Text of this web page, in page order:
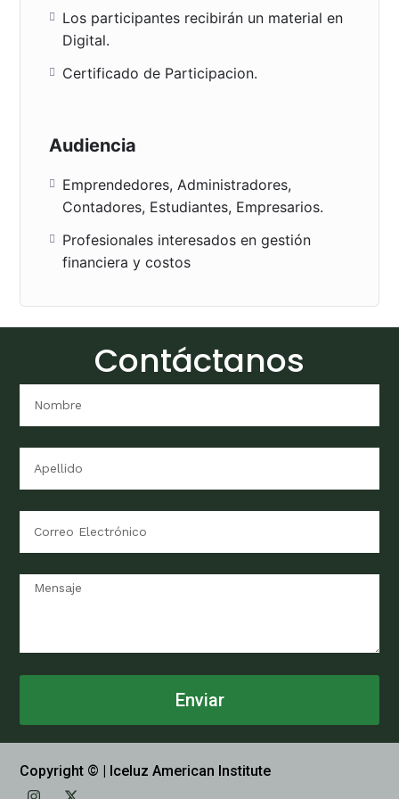
Proximo Conversatorio de
Estructura de Costos
Puede aprovechar y revisar el
material que hemos cargado en
este conversatorio un video de la
de 2026
Este Conversatorio esta gratuito hasta el 31 de Julio
de 2026
Organizado por: ICELUZ American
Institute
Los participantes recibirán un material en
Digital.
Certificado de Participacion.
Audiencia
Emprendedores, Administradores,
Contadores, Estudiantes, Empresarios.
Profesionales interesados en gestión
financiera y costos
Contáctanos
Enviar
Copyright © | Iceluz American Institute